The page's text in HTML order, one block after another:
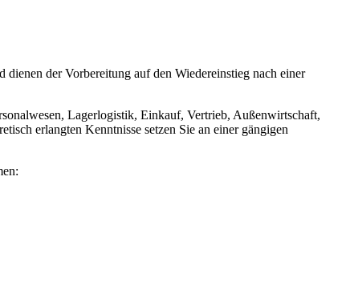
der Vorbereitung auf den Wiedereinstieg nach einer
Lagerlogistik, Einkauf, Vertrieb, Außenwirtschaft,
erlangten Kenntnisse setzen Sie an einer gängigen